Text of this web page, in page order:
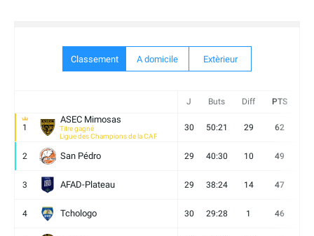
Classement A domicile Extèrieur
J Buts Diff PTS
1
ASEC Mimosas
Titre gagné
Ligue des Champions de la CAF
30 50:21 29 62
2 San Pédro 29 40:30 10 49
3 AFAD-Plateau 29 38:24 14 47
4 Tchologo 30 29:28 1 46